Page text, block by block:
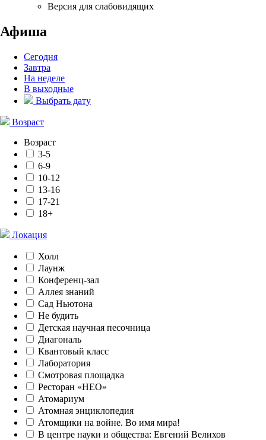
Версия для слабовидящих
Афиша
Сегодня
Завтра
На неделе
В выходные
Выбрать дату
Возраст
Возраст
3-5
6-9
10-12
13-16
17-21
18+
Локация
Холл
Лаунж
Конференц-зал
Аллея знаний
Сад Ньютона
Не будить
Детская научная песочница
Диагональ
Квантовый класс
Лаборатория
Смотровая площадка
Ресторан «НЕО»
Атомариум
Атомная энциклопедия
Атомщики на войне. Во имя мира!
В центре науки и общества: Евгений Велихов